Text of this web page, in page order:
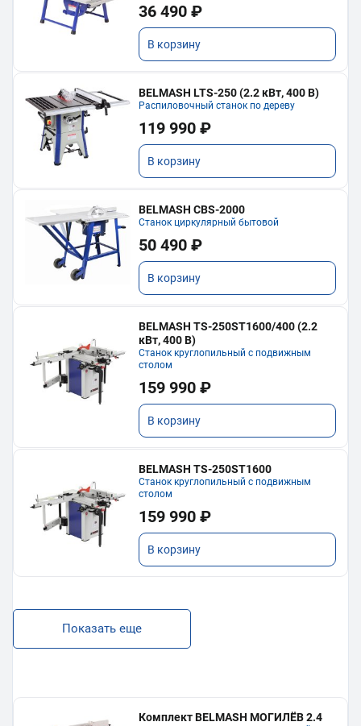
36 490 ₽
В корзину
BELMASH LTS-250 (2.2 кВт, 400 В)
Распиловочный станок по дереву
119 990 ₽
В корзину
BELMASH CBS-2000
Станок циркулярный бытовой
50 490 ₽
В корзину
BELMASH TS-250ST1600/400 (2.2
кВт, 400 В)
Станок круглопильный с подвижным
столом
159 990 ₽
В корзину
BELMASH TS-250ST1600
Станок круглопильный с подвижным
столом
159 990 ₽
В корзину
Показать еще
Комплект BELMASH МОГИЛЁВ 2.4